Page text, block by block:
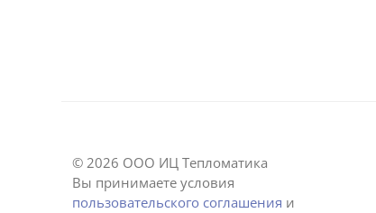
© 2026 ООО ИЦ Тепломатика
Вы принимаете условия
пользовательского соглашения и